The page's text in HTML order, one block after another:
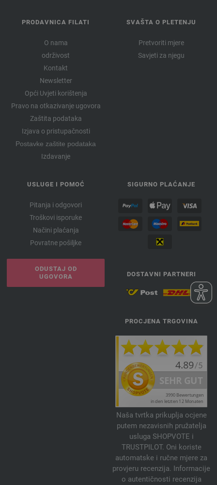
PRODAVNICA FILATI
O nama
održivost
Kontakt
Newsletter
Opći Uvjeti korištenja
Pravo na otkazivanje ugovora
Zaštita podataka
Izjava o pristupačnosti
Postavke zaštite podataka
Izdavanje
SVAŠTA O PLETENJU
Pretvoriti mjere
Savjeti za njegu
USLUGE I POMOĆ
Pitanja i odgovori
Troškovi isporuke
Načini plaćanja
Povratne pošiljke
ODUSTAJ OD
UGOVORA
SIGURNO PLAĆANJE
DOSTAVNI PARTNERI
PROCJENA TRGOVINA
Naša tvrtka prikuplja ocjene
putem nezavisnih pružatelja
usluga SHOPVOTE i
TRUSTPILOT. Oni koriste
automatske i ručne mjere za
provjeru recenzija. Informacije
o autentičnosti recenzija